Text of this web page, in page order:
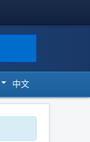
中文